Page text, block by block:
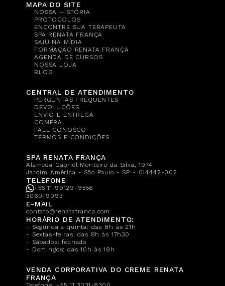
MAPA DO SITE
NOSSA HISTÓRIA
PROTOCOLOS
ENCONTRE SUA TERAPEUTA
SPA RENATA FRANÇA
SAIU NA MÍDIA
FORMAÇÃO RENATA FRANÇA
AGENDA DE CURSOS
NOSSA LOJA
BLOG
CENTRAL DE ATENDIMENTO
PERGUNTAS FREQUENTES
DEVOLUÇÕES
ENVIO E ENTREGA
COMPRA
FALE CONOSCO
TERMOS E CONDIÇÕES
SPA RENATA FRANÇA
Alameda Gabriel Monteiro da Silva, 1974
Jardim América - São Paulo - SP - 014442-002
TELEFONE
+55 11 99129-9556
3060-9093
E-MAIL
contato@renatafranca.com
HORÁRIO DE ATENDIMENTO:
- Segunda a quinta: das 8h às 21h
- Sextas-feiras: das 8h às 17h30
- Sábados: fechado
- Domingos: das 10h às 18h
VENDA CORPORATIVA DO CREME RENATA
FRANÇA